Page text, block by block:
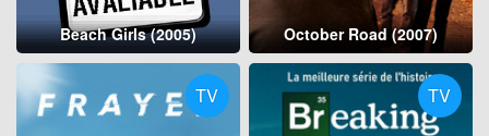
Beach Girls (2005) October Road (2007)
TV TV